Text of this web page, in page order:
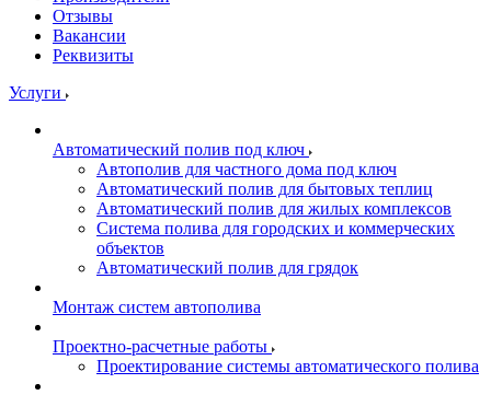
Отзывы
Вакансии
Реквизиты
Услуги
Автоматический полив под ключ
Автополив для частного дома под ключ
Автоматический полив для бытовых теплиц
Автоматический полив для жилых комплексов
Система полива для городских и коммерческих
объектов
Автоматический полив для грядок
Монтаж систем автополива
Проектно-расчетные работы
Проектирование системы автоматического полива